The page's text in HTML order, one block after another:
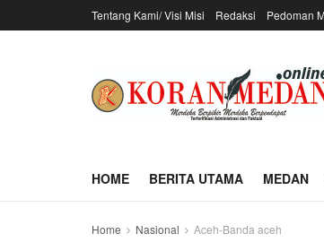
Tentang Kami/ Visi Misi Redaksi Pedoman
HOME BERITA UTAMA MEDAN
Home Nasional Aceh-Banda aceh